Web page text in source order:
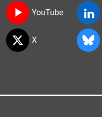
YouTube
X